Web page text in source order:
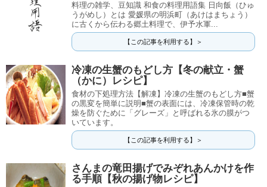
料理の雑学、豆知識 和食の料理用語集 日向飯（ひゅ
うがめし）とは 愛媛県の明浜町（あけはまちょう）
に古くから伝わる郷土料理で、伊予水軍...
【この記事を利用する】＞
冷凍の生蟹のもどし方【冬の献立・蟹
（かに）レシピ】
食材の下処理方法【解凍】冷凍の生蟹のもどし方■蟹
の黒変を簡単に説明■蟹の表面には、冷凍保管時の乾
燥を防ぐために「グレーズ」と呼ばれる氷の膜がつ
いています。
【この記事を利用する】＞
さんまの竜田揚げでみぞれあんかけを作
る手順【秋の揚げ物レシピ】